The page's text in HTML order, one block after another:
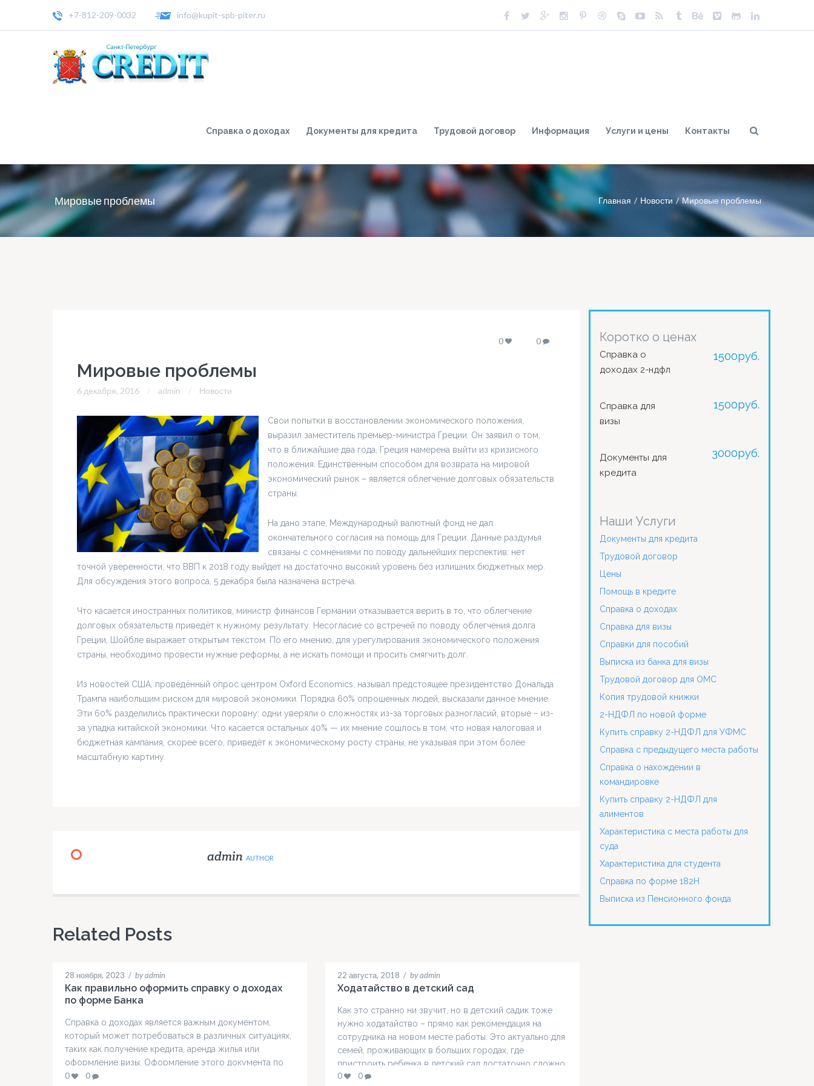
+7-812-209-0032 info@kupit-spb-piter.ru
Справка о доходах Документы для кредита Трудовой договор Информация Услуги и цены Контакты
Мировые проблемы Главная Новости Мировые проблемы
0 0
Мировые проблемы
6 декабря, 2016 admin Новости
Свои попытки в восстановлении экономического положения,
выразил заместитель премьер-министра Греции. Он заявил о том,
что в ближайшие два года, Греция намерена выйти из кризисного
положения. Единственным способом для возврата на мировой
экономический рынок – является облегчение долговых обязательств
страны.
На дано этапе, Международный валютный фонд не дал
окончательного согласия на помощь для Греции. Данные раздумья
связаны с сомнениями по поводу дальнейших перспектив: нет
точной уверенности, что ВВП к 2018 году выйдет на достаточно высокий уровень без излишних бюджетных мер.
Для обсуждения этого вопроса, 5 декабря была назначена встреча.
Что касается иностранных политиков, министр финансов Германии отказывается верить в то, что облегчение
долговых обязательств приведёт к нужному результату. Несогласие со встречей по поводу облегчения долга
Греции, Шойбле выражает открытым текстом. По его мнению, для урегулирования экономического положения
страны, необходимо провести нужные реформы, а не искать помощи и просить смягчить долг.
Из новостей США, проведённый опрос центром Oxford Economics, называл предстоящее президентство Дональда
Трампа наибольшим риском для мировой экономики. Порядка 60% опрошенных людей, высказали данное мнение.
Эти 60% разделились практически поровну: одни уверяли о сложностях из-за торговых разногласий, вторые – из-
за упадка китайской экономики. Что касается остальных 40% — их мнение сошлось в том, что новая налоговая и
бюджетная кампания, скорее всего, приведёт к экономическому росту страны, не указывая при этом более
масштабную картину.
admin AUTHOR
Related Posts
28 ноября, 2023 / by admin
Как правильно оформить справку о доходах
по форме Банка
Справка о доходах является важным документом,
который может потребоваться в различных ситуациях,
таких как получение кредита, аренда жилья или
оформление визы. Оформление этого документа по
форме банка требует внимания к деталям и
0 0
22 августа, 2018 / by admin
Ходатайство в детский сад
Как это странно ни звучит, но в детский садик тоже
нужно ходатайство – прямо как рекомендация на
сотрудника на новом месте работы. Это актуально для
семей, проживающих в больших городах, где
пристроить ребенка в детский сад достаточно сложно.
Молодые родители, живущие в Санкт-Петербурге,
0 0
Коротко о ценах
Справка о
доходах 2-ндфл
Справка для
визы
Документы для
кредита
1500руб.
1500руб.
3000руб.
Наши Услуги
Документы для кредита
Трудовой договор
Цены
Помощь в кредите
Справка о доходах
Справка для визы
Справки для пособий
Выписка из банка для визы
Трудовой договор для ОМС
Копия трудовой книжки
2-НДФЛ по новой форме
Купить справку 2-НДФЛ для УФМС
Справка с предыдущего места работы
Справка о нахождении в
командировке
Купить справку 2-НДФЛ для
алиментов
Характеристика с места работы для
суда
Характеристика для студента
Справка по форме 182Н
Выписка из Пенсионного фонда